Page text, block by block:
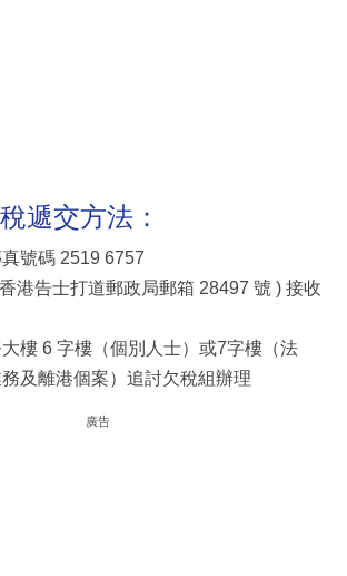
遞交方法：
號碼 2519 6757
港告士打道郵政局郵箱 28497 號 ) 接收
樓 6 字樓（個別人士）或7字樓（法
及離港個案）追討欠稅組辦理
廣告